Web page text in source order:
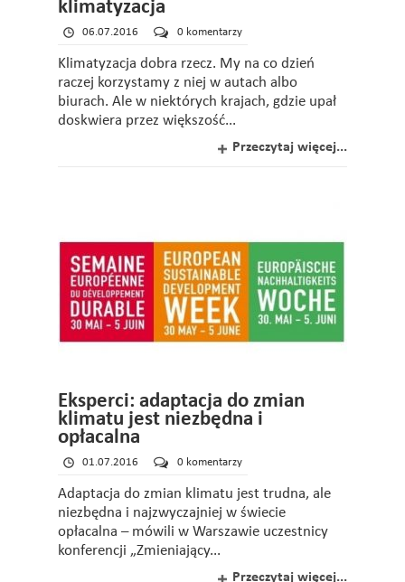
klimatyzacja
06.07.2016 0 komentarzy
Klimatyzacja dobra rzecz. My na co dzień
raczej korzystamy z niej w autach albo
biurach. Ale w niektórych krajach, gdzie upał
doskwiera przez większość...
Przeczytaj więcej...
Eksperci: adaptacja do zmian
klimatu jest niezbędna i
opłacalna
01.07.2016 0 komentarzy
Adaptacja do zmian klimatu jest trudna, ale
niezbędna i najzwyczajniej w świecie
opłacalna – mówili w Warszawie uczestnicy
konferencji „Zmieniający...
Przeczytaj więcej...